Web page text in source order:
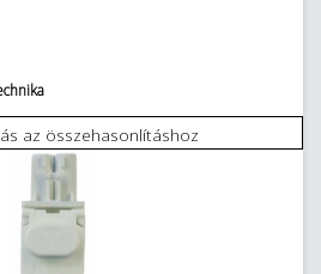
az összehasonlításhoz